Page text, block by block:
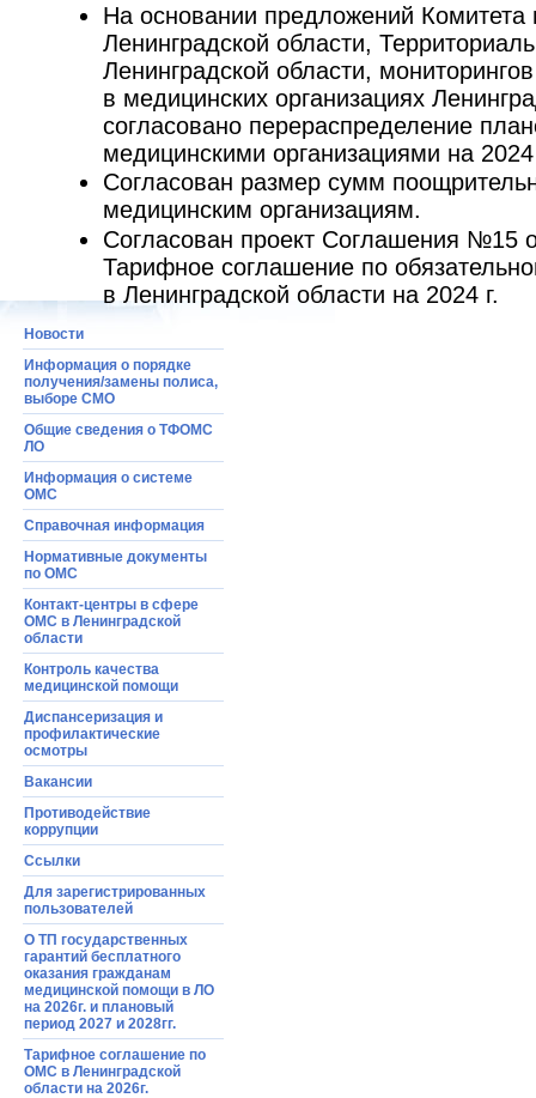
На основании предложений Комитета
Ленинградской области,
Ленинградской области,
в медицинских организациях
согласовано перераспределение
медицинскими организациями на 2024
Согласован размер сумм
медицинским организациям.
Согласован проект Соглашения №15
Тарифное соглашение по
в Ленинградской области на 2024 г.
Новости
Информация о порядке
получения/замены полиса,
выборе СМО
Общие сведения о ТФОМС
ЛО
Информация o системе
ОМС
Справочная информация
Нормативные документы
по ОМС
Контакт-центры в сфере
ОМС в Ленинградской
области
Контроль качества
медицинской помощи
Диспансеризация и
профилактические
осмотры
Вакансии
Противодействие
коррупции
Ссылки
Для зарегистрированных
пользователей
О ТП государственных
гарантий бесплатного
оказания гражданам
медицинской помощи в ЛО
на 2026г. и плановый
период 2027 и 2028гг.
Тарифное соглашение по
ОМС в Ленинградской
области на 2026г.